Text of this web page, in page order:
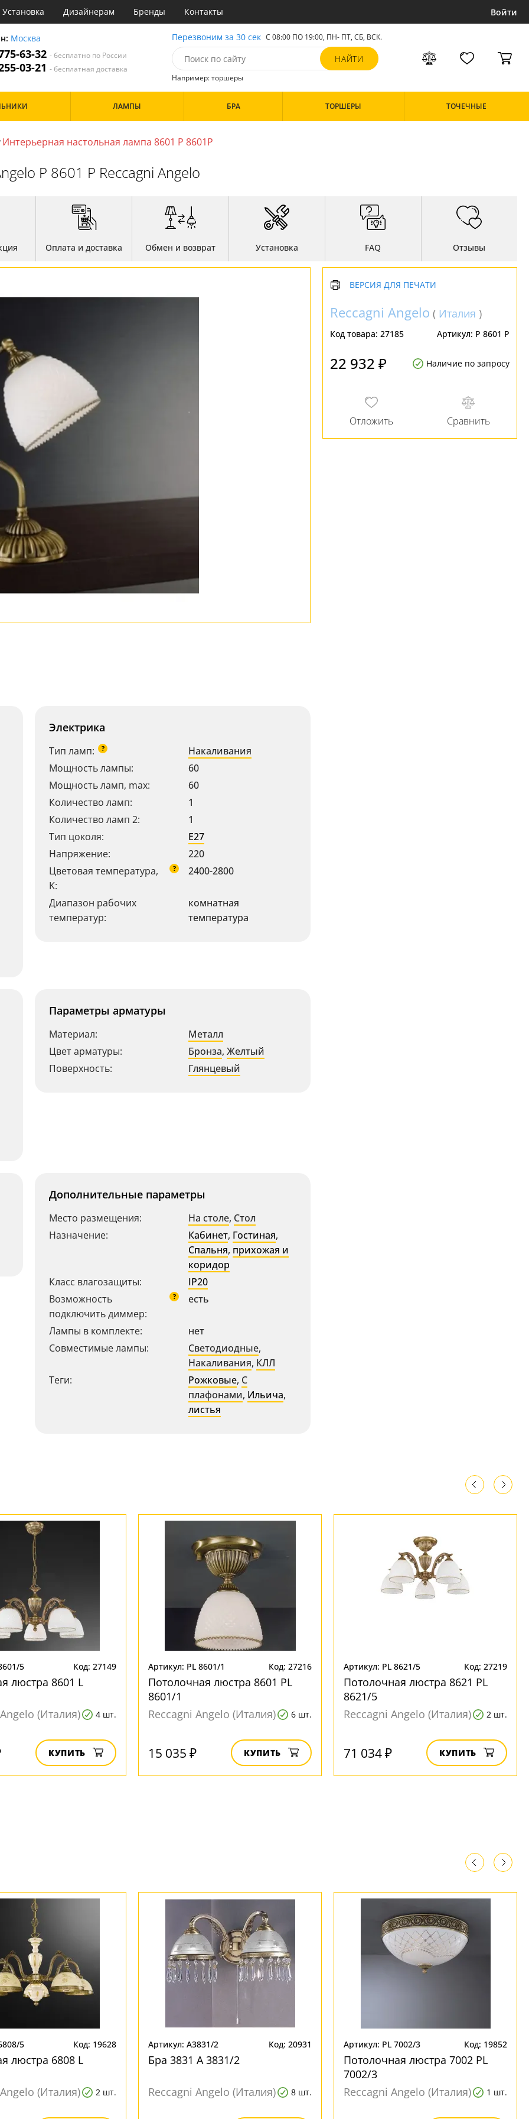
Установка Дизайнерам Бренды Контакты Войти
Москва
63-32- бесплатно по России
03-21- бесплатная доставка
Перезвоним за 30 сек С 08:00 ПО 19:00, ПН- ПТ, СБ, ВСК.
Например: торшеры
Золото
Прозрачные
Дизайн/Форма
Шары
ЛАМПЫ БРА ТОРШЕРЫ ТОЧЕЧНЫЕ
Интерьерная настольная лампа 8601 P 8601P
P 8601 P Reccagni Angelo
Оплата и доставка Обмен и возврат Установка FAQ Отзывы
Электрика
Тип ламп: ?
Накаливания
Мощность лампы:
60
Мощность ламп, max:
60
Количество ламп:
1
Количество ламп 2:
1
Тип цоколя:
E27
Напряжение:
220
Цветовая температура,
K:
? 2400-2800
Диапазон рабочих
температур:
комнатная
температура
Параметры арматуры
Материал:
Металл
Цвет арматуры:
Бронза, Желтый
Поверхность:
Глянцевый
Дополнительные параметры
Место размещения: На столе, Стол
Назначение:
Кабинет, Гостиная,
Спальня, прихожая и
коридор
Класс влагозащиты:
IP20
Возможность
подключить диммер:
? есть
Лампы в комплекте:
нет
Совместимые лампы:
Светодиодные,
Накаливания, КЛЛ
Теги:
Рожковые, С
плафонами, Ильича,
листья
ВЕРСИЯ ДЛЯ ПЕЧАТИ
Reccagni Angelo ( Италия )
Код товара: 27185 Артикул: P 8601 P
22 932 ₽ Наличие по запросу
5 Код: 27149
люстра 8601 L
(Италия)
4 шт.
КУПИТЬ
Артикул: PL 8601/1 Код: 27216
Потолочная люстра 8601 PL
8601/1
Reccagni Angelo (Италия)
6 шт.
15 035 ₽ КУПИТЬ
Артикул: PL 8621/5 Код: 27219
Потолочная люстра 8621 PL
8621/5
Reccagni Angelo (Италия)
2 шт.
71 034 ₽ КУПИТЬ
5 Код: 19628
люстра 6808 L
(Италия)
2 шт.
Артикул: A3831/2 Код: 20931
Бра 3831 A 3831/2
Reccagni Angelo (Италия) 8 шт.
Артикул: PL 7002/3 Код: 19852
Потолочная люстра 7002 PL
7002/3
Reccagni Angelo (Италия)
1 шт.